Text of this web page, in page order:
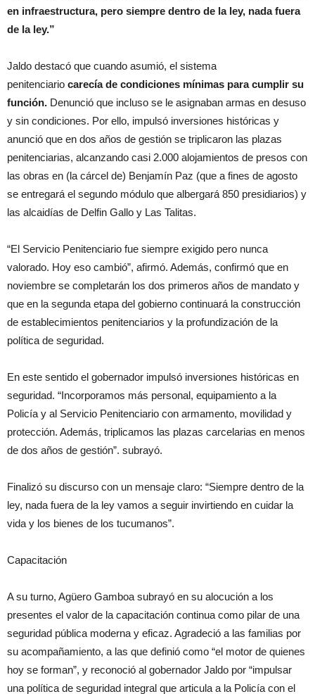
en infraestructura, pero siempre dentro de la ley, nada fuera
de la ley.”
Jaldo destacó que cuando asumió, el sistema
penitenciario carecía de condiciones mínimas para cumplir su
función. Denunció que incluso se le asignaban armas en desuso
y sin condiciones. Por ello, impulsó inversiones históricas y
anunció que en dos años de gestión se triplicaron las plazas
penitenciarias, alcanzando casi 2.000 alojamientos de presos con
las obras en (la cárcel de) Benjamín Paz (que a fines de agosto
se entregará el segundo módulo que albergará 850 presidiarios) y
las alcaidías de Delfin Gallo y Las Talitas.
“El Servicio Penitenciario fue siempre exigido pero nunca
valorado. Hoy eso cambió”, afirmó. Además, confirmó que en
noviembre se completarán los dos primeros años de mandato y
que en la segunda etapa del gobierno continuará la construcción
de establecimientos penitenciarios y la profundización de la
política de seguridad.
En este sentido el gobernador impulsó inversiones históricas en
seguridad. “Incorporamos más personal, equipamiento a la
Policía y al Servicio Penitenciario con armamento, movilidad y
protección. Además, triplicamos las plazas carcelarias en menos
de dos años de gestión”. subrayó.
Finalizó su discurso con un mensaje claro: “Siempre dentro de la
ley, nada fuera de la ley vamos a seguir invirtiendo en cuidar la
vida y los bienes de los tucumanos”.
Capacitación
A su turno, Agüero Gamboa subrayó en su alocución a los
presentes el valor de la capacitación continua como pilar de una
seguridad pública moderna y eficaz. Agradeció a las familias por
su acompañamiento, a las que definió como “el motor de quienes
hoy se forman”, y reconoció al gobernador Jaldo por “impulsar
una política de seguridad integral que articula a la Policía con el